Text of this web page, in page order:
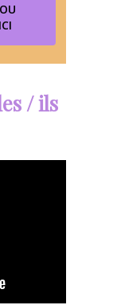
/ ils